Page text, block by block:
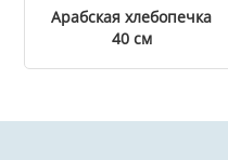
Арабская хлебопечка
40 см